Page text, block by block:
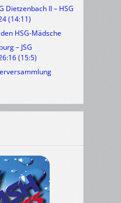
Dietzenbach II – HSG
(14:11)
HSG-Mädsche
– JSG
(15:5)